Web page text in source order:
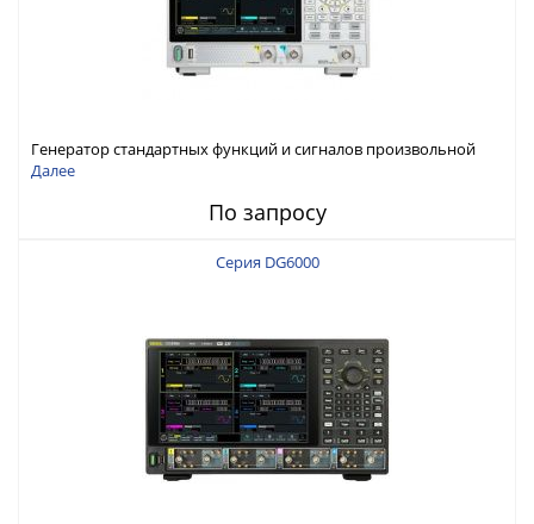
Генератор стандартных функций и сигналов произвольной
формы Rigol серии DG800 Pro, до 50 МГц
Далее
По запросу
Серия DG6000